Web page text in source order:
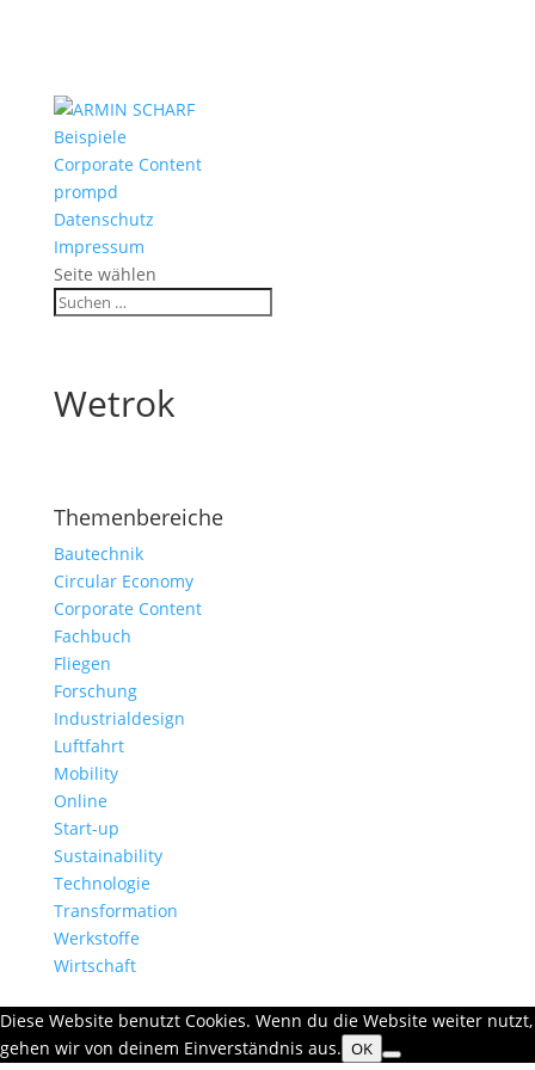
Beispiele
Corporate Content
prompd
Datenschutz
Impressum
Seite wählen
Wetrok
Themenbereiche
Bautechnik
Circular Economy
Corporate Content
Fachbuch
Fliegen
Forschung
Industrialdesign
Luftfahrt
Mobility
Online
Start-up
Sustainability
Technologie
Transformation
Werkstoffe
Wirtschaft
Diese Website benutzt Cookies. Wenn du die Website weiter nutzt,
gehen wir von deinem Einverständnis aus. OK